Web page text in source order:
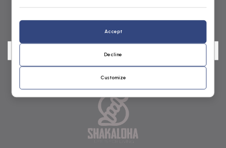
NIEUWSBRIEF
Accept
Decline
Customize